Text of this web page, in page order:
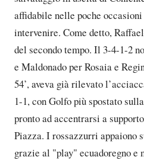
affidabile nelle poche
intervenire. Come detto,
del secondo tempo. Il 3-4-1-2
e Maldonado per Rosaia e
54’, aveva già rilevato
1-1, con Golfo più spostato
pronto ad accentrarsi a
Piazza. I rossazzurri appaiono
grazie al "play" ecuadoregno e